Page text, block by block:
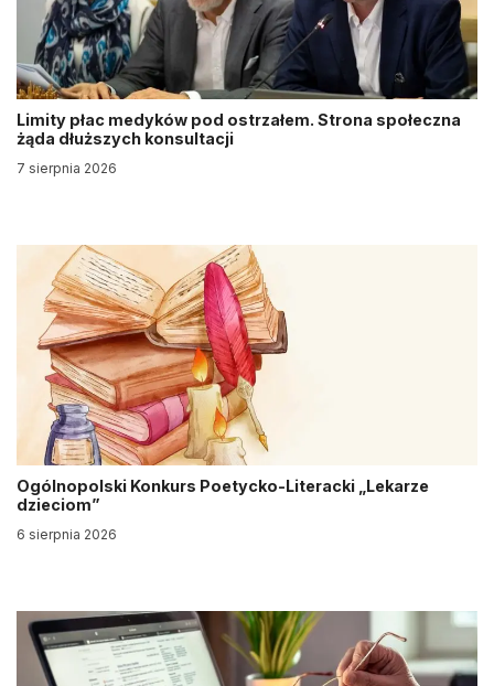
Limity płac medyków pod ostrzałem. Strona społeczna
żąda dłuższych konsultacji
7 sierpnia 2026
Ogólnopolski Konkurs Poetycko-Literacki „Lekarze
dzieciom”
6 sierpnia 2026